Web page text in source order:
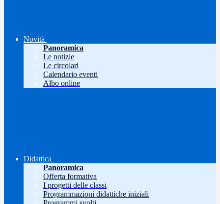
Novità
Panoramica
Le notizie
Le circolari
Calendario eventi
Albo online
Didattica
Panoramica
Offerta formativa
I progetti delle classi
Programmazioni didattiche iniziali